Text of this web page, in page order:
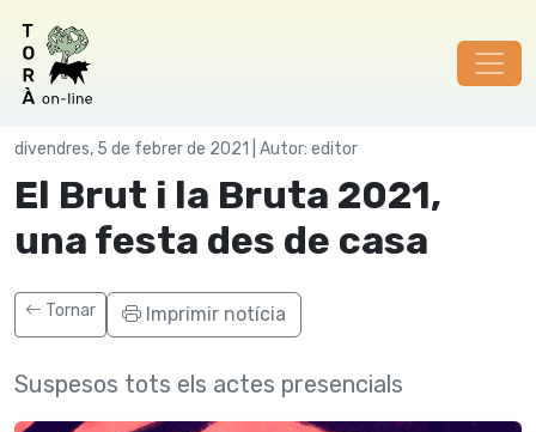
divendres, 5 de febrer de 2021 | Autor: editor
El Brut i la Bruta 2021,
una festa des de casa
Tornar Imprimir notícia
Suspesos tots els actes presencials